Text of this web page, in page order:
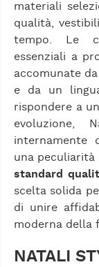
materiali
qualità,
tempo. Le
essenziali a
accomunate
e da un
rispondere a
evoluzione,
internamente
una peculiarità
standard
scelta solida
di unire
moderna della
NATALI